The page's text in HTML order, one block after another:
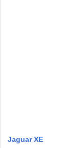
Jaguar XE